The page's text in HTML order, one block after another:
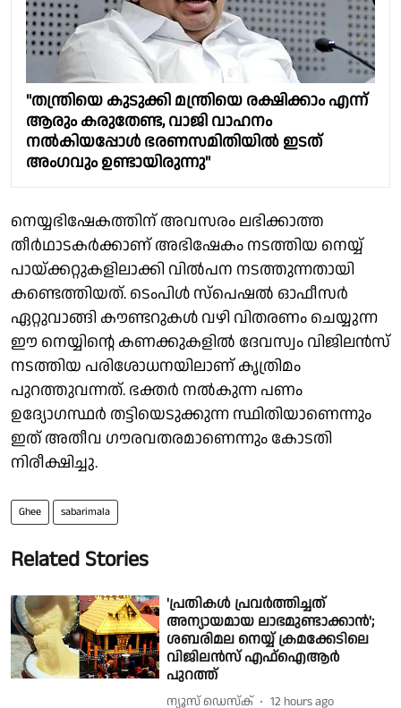
"തന്ത്രിയെ കുടുക്കി മന്ത്രിയെ രക്ഷിക്കാം എന്ന്
ആരും കരുതേണ്ട, വാജി വാഹനം
നല്‍കിയപ്പോള്‍ ഭരണസമിതിയില്‍ ഇടത്
അംഗവും ഉണ്ടായിരുന്നു"
നെയ്യഭിഷേകത്തിന് അവസരം ലഭിക്കാത്ത
തീര്‍ഥാടകര്‍ക്കാണ് അഭിഷേകം നടത്തിയ നെയ്യ്
പായ്ക്കറ്റുകളിലാക്കി വില്‍പന നടത്തുന്നതായി
കണ്ടെത്തിയത്. ടെംപിള്‍ സ്പെഷല്‍ ഓഫീസര്‍
ഏറ്റുവാങ്ങി കൗണ്ടറുകള്‍ വഴി വിതരണം ചെയ്യുന്ന
ഈ നെയ്യിന്റെ കണക്കുകളില്‍ ദേവസ്വം വിജിലന്‍സ്
നടത്തിയ പരിശോധനയിലാണ് കൃത്രിമം
പുറത്തുവന്നത്. ഭക്തര്‍ നല്‍കുന്ന പണം
ഉദ്യോഗസ്ഥര്‍ തട്ടിയെടുക്കുന്ന സ്ഥിതിയാണെന്നും
ഇത് അതീവ ഗൗരവതരമാണെന്നും കോടതി
നിരീക്ഷിച്ചു.
Ghee sabarimala
Related Stories
'പ്രതികൾ പ്രവർത്തിച്ചത്
അന്യായമായ ലാഭമുണ്ടാക്കാൻ';
ശബരിമല നെയ്യ് ക്രമക്കേടിലെ
വിജിലൻസ് എഫ്ഐആർ
പുറത്ത്
ന്യൂസ് ഡെസ്ക് 12 hours ago